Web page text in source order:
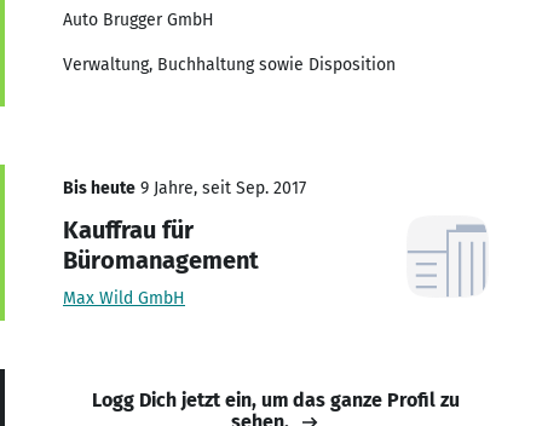
Auto Brugger GmbH
Verwaltung, Buchhaltung sowie Disposition
Bis heute 9 Jahre, seit Sep. 2017
Kauffrau für
Büromanagement
Max Wild GmbH
Logg Dich jetzt ein, um das ganze Profil zu